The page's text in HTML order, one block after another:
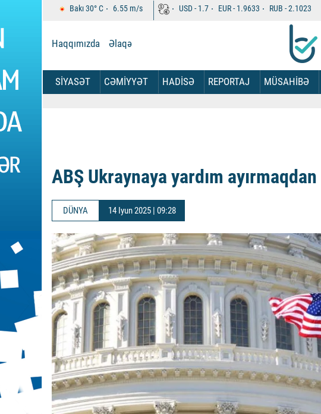
Bakı30°C 6.55m/s USD -1.7 EUR -1.9633 RUB -2.1023
Haqqımızda Əlaqə
SİYASƏT CƏMİYYƏT HADİSƏ REPORTAJ MÜSAHİBƏ
ABŞ Ukraynaya yardım ayırmaqdan
DÜNYA 14 Iyun 2025 | 09:28